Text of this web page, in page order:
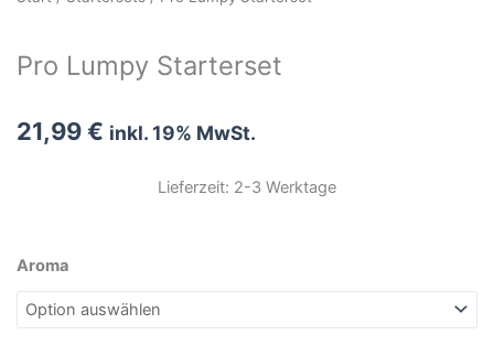
Pro Lumpy Starterset
21,99€ inkl. 19% MwSt.
Lieferzeit: 2-3 Werktage
Aroma
Pro
Lumpy
Starterset